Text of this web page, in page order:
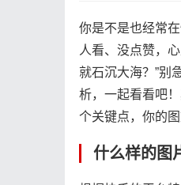
你是不是也经常
人看、没点赞，
就石沉大海？”别
析，一起看看吧
个关键点，你的
什么样的图